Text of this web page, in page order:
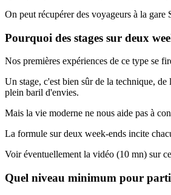
On peut récupérer des voyageurs à la
Pourquoi des stages sur deux
Nos premières expériences de ce type se
Un stage, c'est bien sûr de la technique,
plein baril d'envies.
Mais la vie moderne ne nous aide pas à
La formule sur deux week-ends incite
Voir éventuellement la vidéo (10 mn) sur
Quel niveau minimum pour